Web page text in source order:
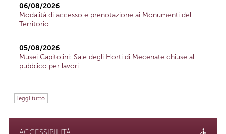
06/08/2026
Modalità di accesso e prenotazione ai Monumenti del
Territorio
05/08/2026
Musei Capitolini: Sale degli Horti di Mecenate chiuse al
pubblico per lavori
leggi tutto